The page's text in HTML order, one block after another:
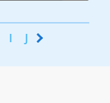
I J K